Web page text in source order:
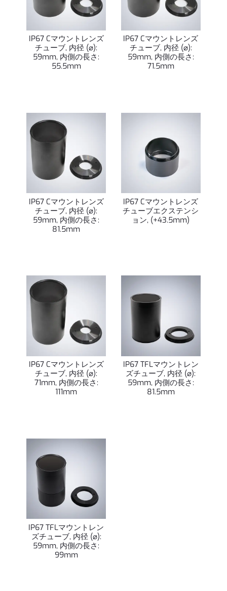
IP67 Cマウントレンズ
チューブ, 内径 (⌀):
59mm, 内側の長さ:
55.5mm
IP67 Cマウントレンズ
チューブ, 内径 (⌀):
59mm, 内側の長さ:
71.5mm
IP67 Cマウントレンズ
チューブ, 内径 (⌀):
59mm, 内側の長さ:
81.5mm
IP67 Cマウントレンズ
チューブエクステンシ
ョン, (+43.5mm)
IP67 Cマウントレンズ
チューブ, 内径 (⌀):
71mm, 内側の長さ:
111mm
IP67 TFLマウントレン
ズチューブ, 内径 (⌀):
59mm, 内側の長さ:
81.5mm
IP67 TFLマウントレン
ズチューブ, 内径 (⌀):
59mm, 内側の長さ:
99mm